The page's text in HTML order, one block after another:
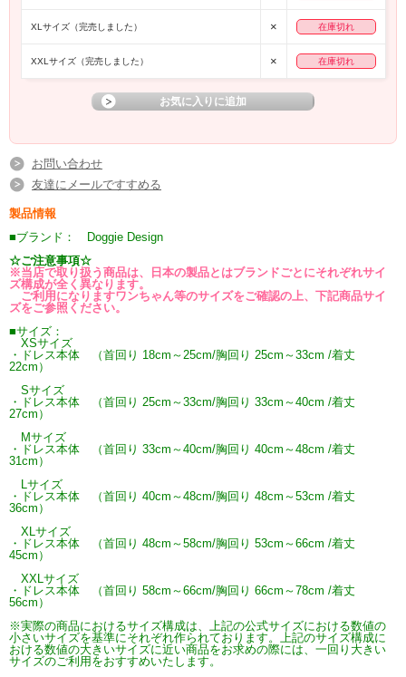
XLサイズ（完売しました） × 在庫切れ
XXLサイズ（完売しました） × 在庫切れ
お問い合わせ
友達にメールですすめる
製品情報
■ブランド： Doggie Design
☆ご注意事項☆
※当店で取り扱う商品は、日本の製品とはブランドごとにそれぞれサイ
ズ構成が全く異なります。
ご利用になりますワンちゃん等のサイズをご確認の上、下記商品サイ
ズをご参照ください。
■サイズ：
XSサイズ
・ドレス本体 （首回り 18cm～25cm/胸回り 25cm～33cm /着丈
22cm）
Sサイズ
・ドレス本体 （首回り 25cm～33cm/胸回り 33cm～40cm /着丈
27cm）
Mサイズ
・ドレス本体 （首回り 33cm～40cm/胸回り 40cm～48cm /着丈
31cm）
Lサイズ
・ドレス本体 （首回り 40cm～48cm/胸回り 48cm～53cm /着丈
36cm）
XLサイズ
・ドレス本体 （首回り 48cm～58cm/胸回り 53cm～66cm /着丈
45cm）
XXLサイズ
・ドレス本体 （首回り 58cm～66cm/胸回り 66cm～78cm /着丈
56cm）
※実際の商品におけるサイズ構成は、上記の公式サイズにおける数値の
小さいサイズを基準にそれぞれ作られております。上記のサイズ構成に
おける数値の大きいサイズに近い商品をお求めの際には、一回り大きい
サイズのご利用をおすすめいたします。